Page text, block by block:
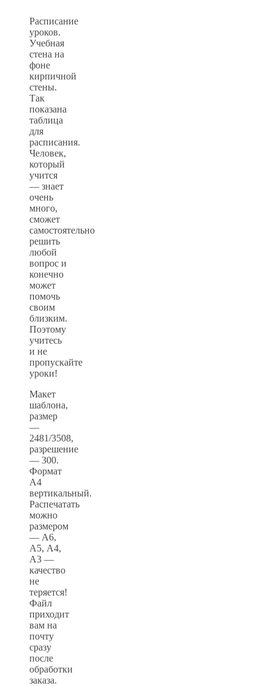
Расписание
уроков.
Учебная
стена на
фоне
кирпичной
стены.
Так
показана
таблица
для
расписания.
Человек,
который
учится
— знает
очень
много,
сможет
самостоятельно
решить
любой
вопрос и
конечно
может
помочь
своим
близким.
Поэтому
учитесь
и не
пропускайте
уроки!
Макет
шаблона,
размер
—
2481/3508,
разрешение
— 300.
Формат
А4
вертикальный.
Распечатать
можно
размером
— А6,
А5, А4,
А3 —
качество
не
теряется!
Файл
приходит
вам на
почту
сразу
после
обработки
заказа.